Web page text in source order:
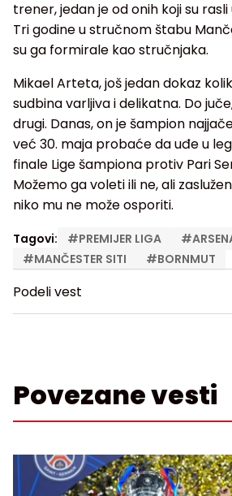
trener, jedan je od onih koji su
Tri godine u stručnom štabu
su ga formirale kao stručnjaka.
Mikael Arteta, još jedan dokaz
sudbina varljiva i delikatna. Do
drugi. Danas, on je šampion
već 30. maja probaće da uđe u
finale Lige šampiona protiv Pari
Možemo ga voleti ili ne, ali
niko mu ne može osporiti.
Tagovi: #PREMIJER LIGA #
#MANČESTER SITI #BORNMUT
Podeli vest
Povezane vesti